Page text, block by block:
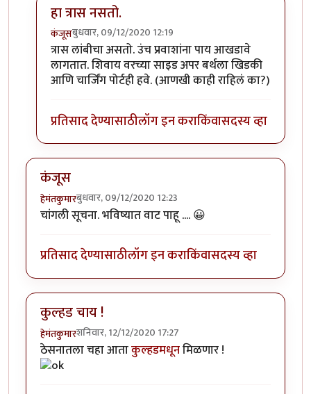
हा त्रास नसतो.
कंजूसबुधवार, 09/12/2020 12:19
In reply toSL बर्थ सुखकारक !byहेमंतकुमार
त्रास लांबीचा असतो. उंच प्रवाशांना पाय आखडावे
लागतात. शिवाय वरच्या साइड अपर बर्थला खिडकी
आणि चार्जिंग पोर्टही हवे. (आणखी काही राहिलं का?)
प्रतिसाद देण्यासाठीलॉग इन कराकिंवासदस्य व्हा
कंजूस
हेमंतकुमारबुधवार, 09/12/2020 12:23
चांगली सूचना. भविष्यात वाट पाहू .... 😀
प्रतिसाद देण्यासाठीलॉग इन कराकिंवासदस्य व्हा
कुल्हड चाय !
हेमंतकुमारशनिवार, 12/12/2020 17:27
ठेसनातला चहा आताकुल्हडमधूनमिळणार !